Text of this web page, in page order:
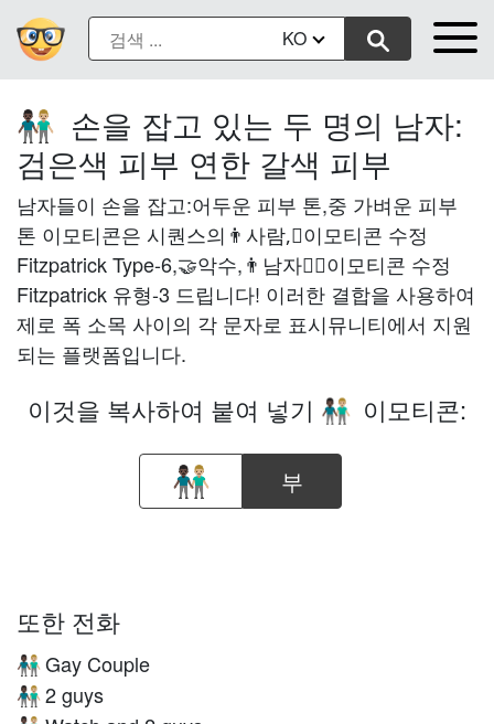
KO
👨🏿‍🤝‍👨🏼 손을 잡고 있는 두 명의 남자:
검은색 피부 연한 갈색 피부
남자들이 손을 잡고:어두운 피부 톤,중 가벼운 피부
톤 이모티콘은 시퀀스의👨사람,🏿이모티콘 수정
Fitzpatrick Type-6,🤝악수,👨남자와🏼이모티콘 수정
Fitzpatrick 유형-3 드립니다! 이러한 결합을 사용하여
제로 폭 소목 사이의 각 문자로 표시뮤니티에서 지원
되는 플랫폼입니다.
이것을 복사하여 붙여 넣기 👨🏿‍🤝‍👨🏼 이모티콘:
부
또한 전화
👨🏿‍🤝‍👨🏼Gay Couple
👨🏿‍🤝‍👨🏼2 guys